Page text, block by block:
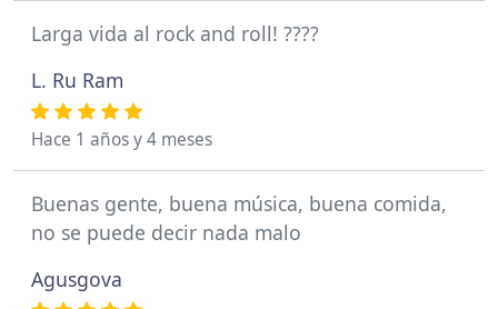
Larga vida al rock and roll! ????
L. Ru Ram
Hace 1 años y 4 meses
Buenas gente, buena música, buena comida,
no se puede decir nada malo
Agusgova